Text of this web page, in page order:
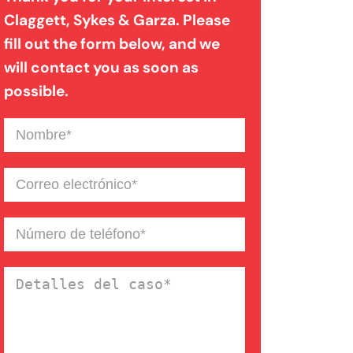
Mordedura de perro
Noticias de la Firma
Un blog de derecho de
Connecticut
Claggett, Sykes & Garza. Please
fill out the form below, and we
will contact you as soon as
possible.
Nombre(Required)
Correo
electrónico(Required)
Número
de
teléfono(Required)
Detalles